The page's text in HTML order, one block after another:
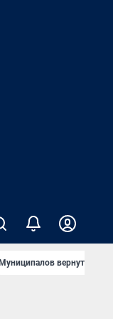
Муниципалов вернут на